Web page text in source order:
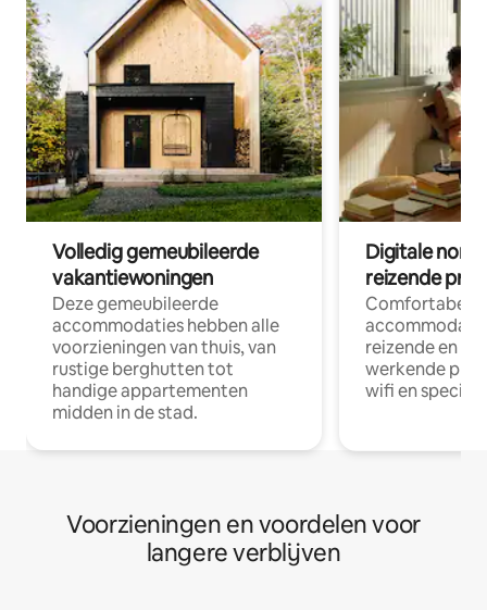
Volledig gemeubileerde
vakantiewoningen
Deze gemeubileerde
accommodaties hebben alle
voorzieningen van thuis, van
rustige berghutten tot
handige appartementen
midden in de stad.
Digitale
reizende
Comfortabele
reizende en
werkende
wifi en
Voorzieningen en voordelen voor
langere verblijven